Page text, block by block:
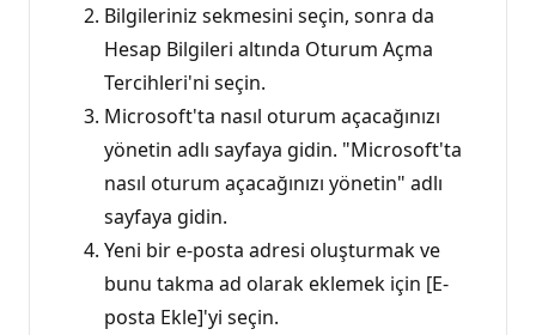
Bilgileriniz sekmesini seçin, sonra da
Hesap Bilgileri altında Oturum Açma
Tercihleri'ni seçin.
Microsoft'ta nasıl oturum açacağınızı
yönetin adlı sayfaya gidin. "Microsoft'ta
nasıl oturum açacağınızı yönetin" adlı
sayfaya gidin.
Yeni bir e-posta adresi oluşturmak ve
bunu takma ad olarak eklemek için [E-
posta Ekle]'yi seçin.